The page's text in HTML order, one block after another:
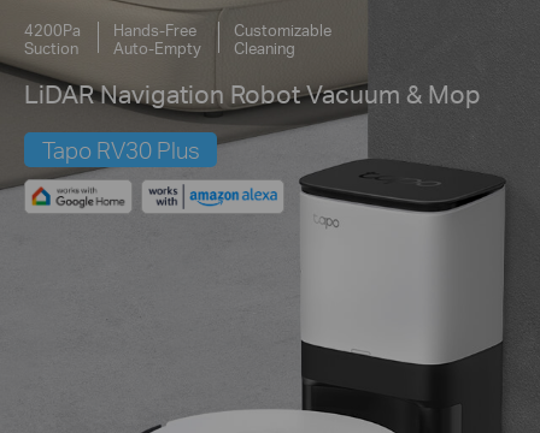
4200Pa
Suction
Hands-Free
Auto-Empty
Customizable
Cleaning
LiDAR Navigation Robot Vacuum & Mop
Tapo RV30 Plus